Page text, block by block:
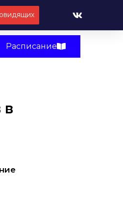
Расписание
в